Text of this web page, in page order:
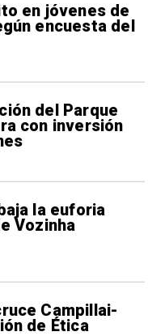
en jóvenes de
encuesta del
del Parque
con inversión
la euforia
Vozinha
Campillai-
de Ética